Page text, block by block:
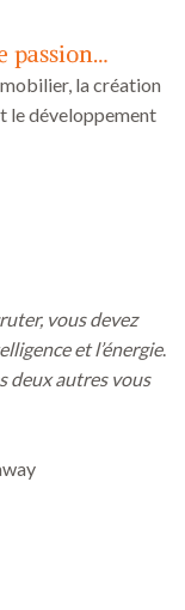
passion…
la création
le développement
vous devez
et l’énergie.
deux autres vous